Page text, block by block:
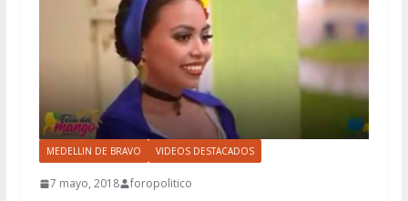
MEDELLIN DE BRAVO VIDEOS DESTACADOS
7 mayo, 2018 foropolitico